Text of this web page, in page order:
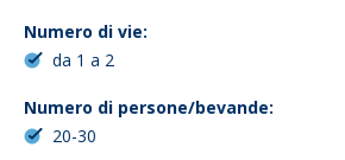
Numero di vie:
da 1 a 2
Numero di persone/bevande:
20-30